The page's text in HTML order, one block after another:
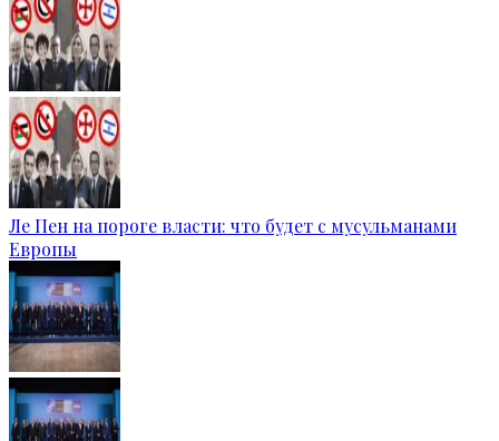
Ле Пен на пороге власти: что будет с мусульманами
Европы